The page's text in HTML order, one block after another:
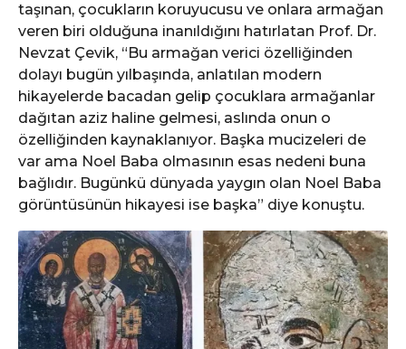
taşınan, çocukların koruyucusu ve onlara armağan
veren biri olduğuna inanıldığını hatırlatan Prof. Dr.
Nevzat Çevik, “Bu armağan verici özelliğinden
dolayı bugün yılbaşında, anlatılan modern
hikayelerde bacadan gelip çocuklara armağanlar
dağıtan aziz haline gelmesi, aslında onun o
özelliğinden kaynaklanıyor. Başka mucizeleri de
var ama Noel Baba olmasının esas nedeni buna
bağlıdır. Bugünkü dünyada yaygın olan Noel Baba
görüntüsünün hikayesi ise başka” diye konuştu.